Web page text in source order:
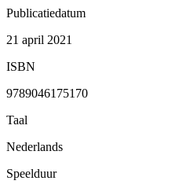
Publicatiedatum
21 april 2021
ISBN
9789046175170
Taal
Nederlands
Speelduur